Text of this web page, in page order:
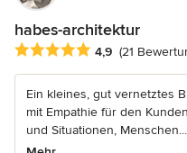
habes-architektur
Durchschnittliche
4,9 (21
Ein kleines, gut vernetztes
mit Empathie für den
und Situationen, Menschen...